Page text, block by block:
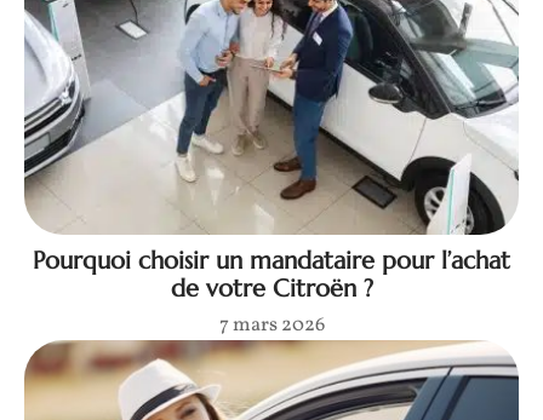
Pourquoi choisir un mandataire pour l’achat
de votre Citroën ?
7 mars 2026